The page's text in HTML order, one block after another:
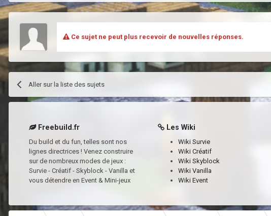
Ce sujet ne peut plus recevoir de nouvelles réponses.
Aller sur la liste des sujets
Freebuild.fr
Du build et du fun, telles sont nos
lignes directrices ! Venez construire
sur de nombreux modes de jeux :
Survie - Créatif - Skyblock - Vanilla et
vous détendre en Event & Mini-jeux
Les Wiki
Wiki Survie
Wiki Créatif
Wiki Skyblock
Wiki Vanilla
Wiki Event